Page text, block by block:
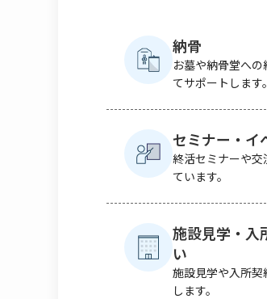
納骨
お墓や納骨堂へ
てサポートします。
セミナー・イ
終活セミナーや交
ています。
施設見学・入
い
施設見学や入所
します。